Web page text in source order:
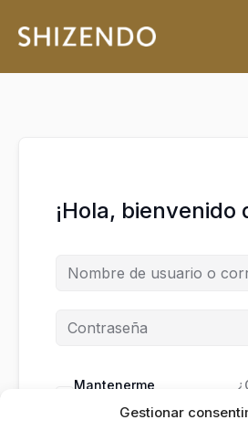
Gestionar
¡Hola, bienvenido
Mantenerme
conectado